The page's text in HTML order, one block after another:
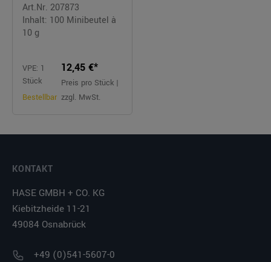
Art.Nr. 207873
Inhalt: 100 Minibeutel à
10 g
VPE: 1
Stück
Bestellbar
12,45 €*
Preis pro Stück |
zzgl. MwSt.
KONTAKT
HASE GMBH + CO. KG
Kiebitzheide 11-21
49084 Osnabrück
+49 (0)541-5607-0